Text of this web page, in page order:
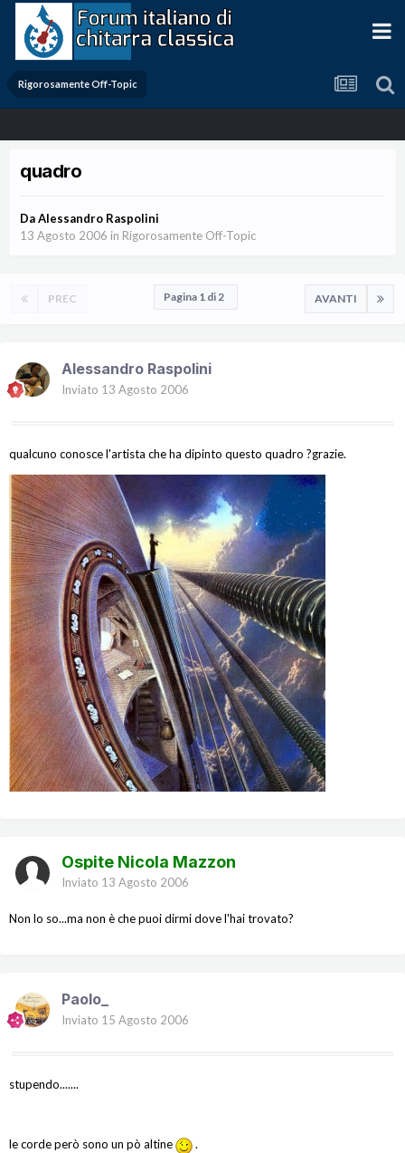
Rigorosamente Off-Topic
quadro
DaAlessandro Raspolini
13 Agosto 2006 in Rigorosamente Off-Topic
PREC AVANTI
Pagina 1 di 2
Alessandro Raspolini
Inviato 13 Agosto 2006
qualcuno conosce l'artista che ha dipinto questo quadro ?grazie.
Ospite Nicola Mazzon
Inviato 13 Agosto 2006
Non lo so...ma non è che puoi dirmi dove l'hai trovato?
Paolo_
Inviato 15 Agosto 2006
stupendo.......
le corde però sono un pò altine .